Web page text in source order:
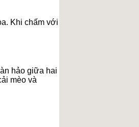
Khi chấm với
hảo giữa hai
mèo và